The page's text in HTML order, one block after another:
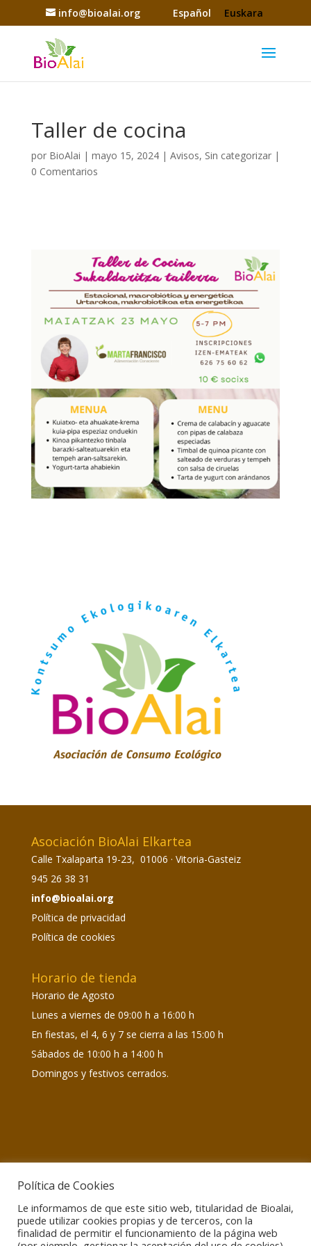
info@bioalai.org Español Euskara
Taller de cocina
por BioAlai | mayo 15, 2024| Avisos, Sin categorizar|
0 Comentarios
Asociación BioAlai Elkartea
Calle Txalaparta 19-23, 01006 · Vitoria-Gasteiz
945 26 38 31
info@bioalai.org
Política de privacidad
Política de cookies
Horario de tienda
Horario de Agosto
Lunes a viernes de 09:00 h a 16:00 h
En fiestas, el 4, 6 y 7 se cierra a las 15:00 h
Sábados de 10:00 h a 14:00 h
Domingos y festivos cerrados.
Información de interés
Atención encargos:Lunes a viernes de 09:00 h a
15:00 h
Política de Cookies
Le informamos de que este sitio web, titularidad de Bioalai,
puede utilizar cookies propias y de terceros, con la
finalidad de permitir el funcionamiento de la página web